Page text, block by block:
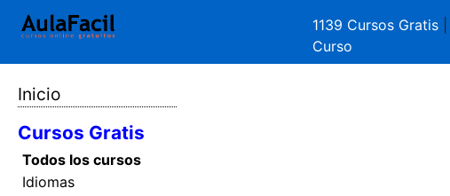
1139 Cursos Gratis
Curso
Inicio
Cursos Gratis
Todos los cursos
Idiomas